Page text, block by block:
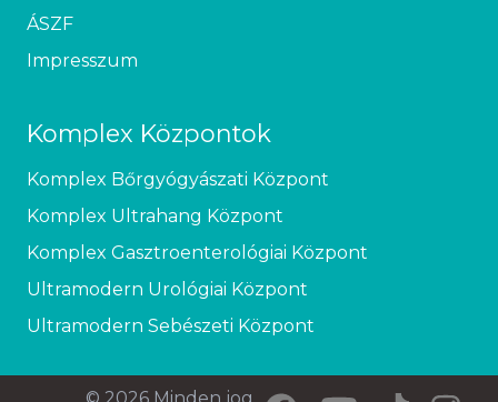
ÁSZF
Impresszum
Komplex Központok
Komplex Bőrgyógyászati Központ
Komplex Ultrahang Központ
Komplex Gasztroenterológiai Központ
Ultramodern Urológiai Központ
Ultramodern Sebészeti Központ